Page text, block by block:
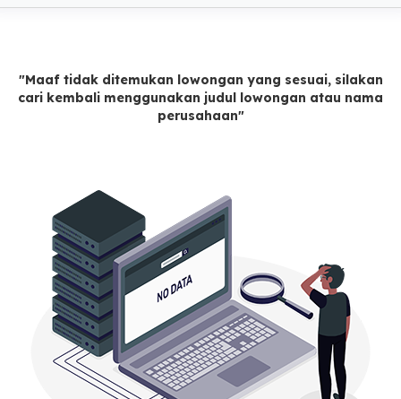
"Maaf tidak ditemukan lowongan yang sesuai, silakan
cari kembali menggunakan judul lowongan atau nama
perusahaan"